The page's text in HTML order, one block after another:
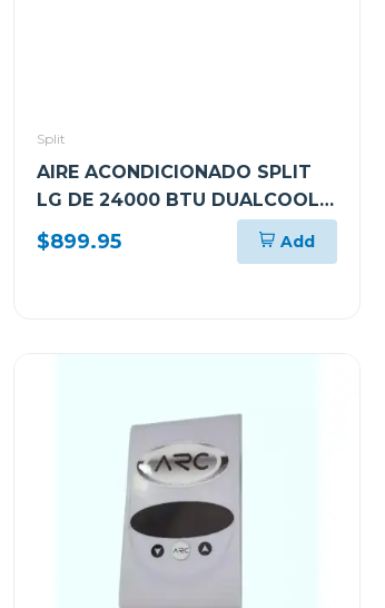
Split
AIRE ACONDICIONADO SPLIT
LG DE 24000 BTU DUALCOOL
AI INVERTER VF242C31
$899.95 Add